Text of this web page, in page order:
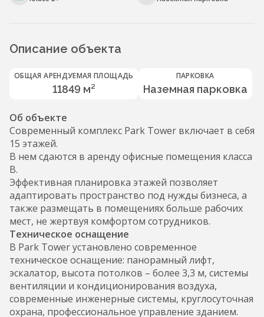
Описание объекта
ОБЩАЯ АРЕНДУЕМАЯ ПЛОЩАДЬ
11849 м²
ПАРКОВКА
Наземная парковка
Об объекте
Современный комплекс Park Tower включает в себя
15 этажей.
В нем сдаются в аренду офисные помещения класса
B.
Эффективная планировка этажей позволяет
адаптировать пространство под нужды бизнеса, а
также размещать в помещениях больше рабочих
мест, не жертвуя комфортом сотрудников.
Техническое оснащение
В Park Tower установлено современное
техническое оснащение: панорамный лифт,
эскалатор, высота потолков – более 3,3 м, системы
вентиляции и кондиционирования воздуха,
современные инженерные системы, круглосуточная
охрана, профессиональное управление зданием.